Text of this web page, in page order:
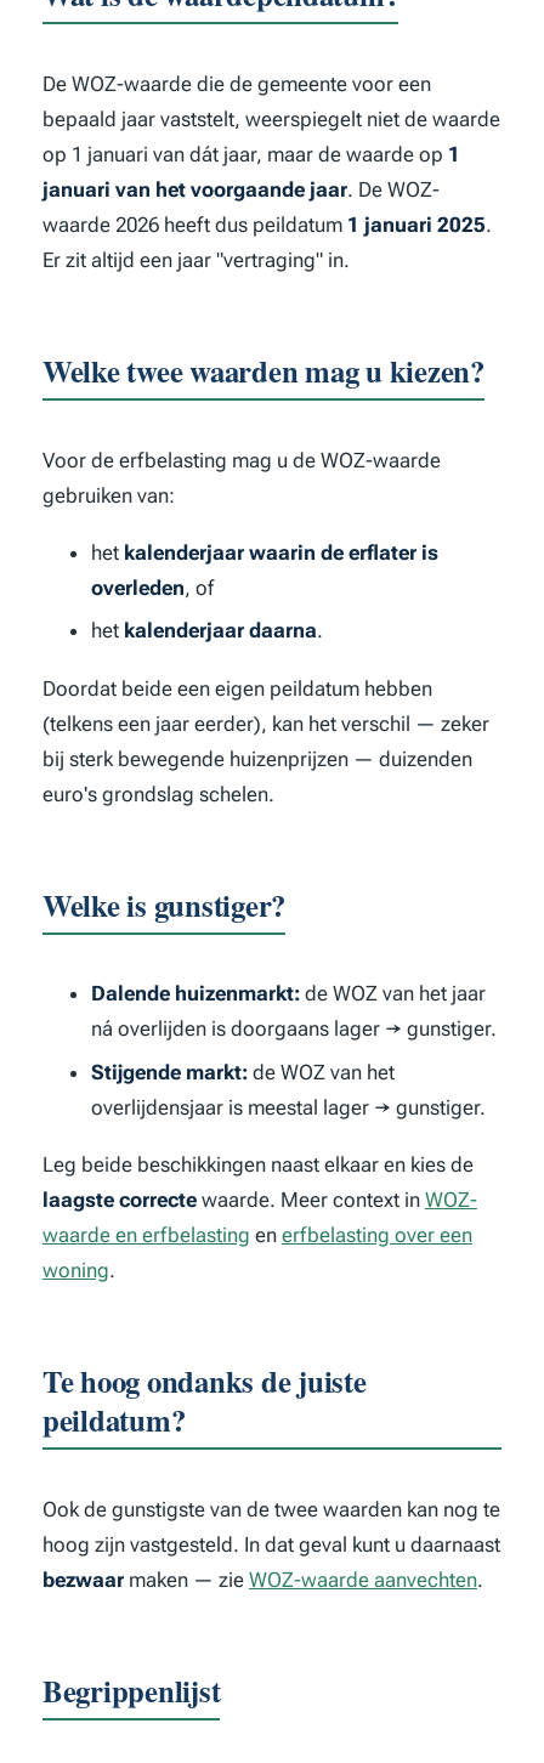
De WOZ-waarde die de gemeente voor een
bepaald jaar vaststelt, weerspiegelt niet de waarde
op 1 januari van dát jaar, maar de waarde op 1
januari van het voorgaande jaar. De WOZ-
waarde 2026 heeft dus peildatum 1 januari 2025.
Er zit altijd een jaar "vertraging" in.
Welke twee waarden mag u kiezen?
Voor de erfbelasting mag u de WOZ-waarde
gebruiken van:
het kalenderjaar waarin de erflater is
overleden, of
het kalenderjaar daarna.
Doordat beide een eigen peildatum hebben
(telkens een jaar eerder), kan het verschil — zeker
bij sterk bewegende huizenprijzen — duizenden
euro's grondslag schelen.
Welke is gunstiger?
Dalende huizenmarkt:de WOZ van het jaar
ná overlijden is doorgaans lager → gunstiger.
Stijgende markt:de WOZ van het
overlijdensjaar is meestal lager → gunstiger.
Leg beide beschikkingen naast elkaar en kies de
laagste correctewaarde. Meer context in WOZ-
waarde en erfbelasting en erfbelasting over een
woning.
Te hoog ondanks de juiste
peildatum?
Ook de gunstigste van de twee waarden kan nog te
hoog zijn vastgesteld. In dat geval kunt u daarnaast
bezwaarmaken — zie WOZ-waarde aanvechten.
Begrippenlijst